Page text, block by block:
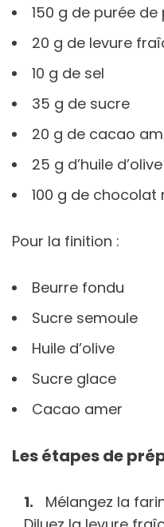
150 g de purée
20 g de levure
10 g de sel
35 g de sucre
20 g de cacao
25 g d’huile
100 g de
Pour la finition :
Beurre fondu
Sucre semoule
Huile d’olive
Sucre glace
Cacao amer
Les étapes de
Mélangez la